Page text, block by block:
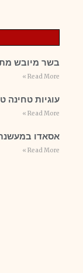
בשר מיובש
Read More »
עוגיות טחינה
Read More »
אסאדו
Read More »